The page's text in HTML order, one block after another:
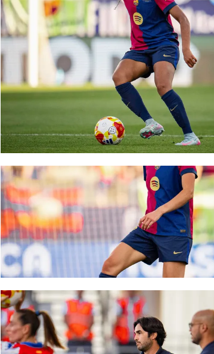
FC Barcelona club badge
FC Barcelona club badge